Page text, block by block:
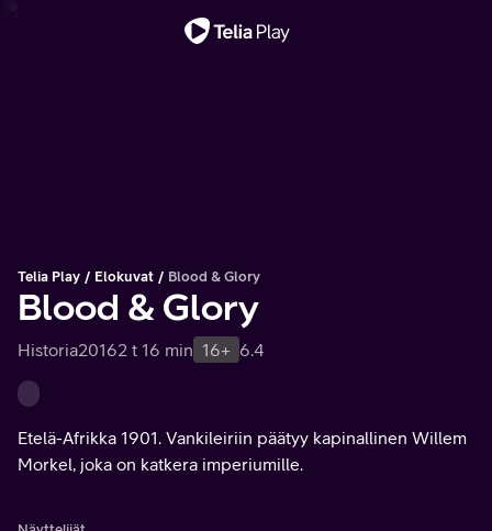
Telia Play Elokuvat Blood & Glory
Blood & Glory
Historia20162 t 16 min 16+ 6.4
Etelä-Afrikka 1901. Vankileiriin päätyy kapinallinen Willem
Morkel, joka on katkera imperiumille.